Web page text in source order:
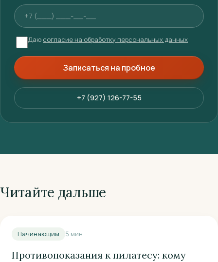
Телефон
Даю согласие на обработку персональных данных
Записаться на пробное
+7 (927) 126-77-55
Читайте дальше
Начинающим 5 мин
Противопоказания к пилатесу: кому